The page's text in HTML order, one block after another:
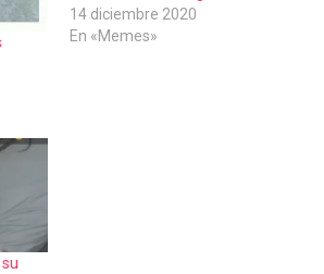
14 diciembre 2020
En «Memes»